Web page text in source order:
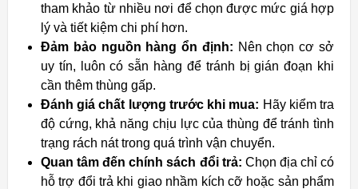
tham khảo từ nhiều nơi để chọn được mức giá hợp
lý và tiết kiệm chi phí hơn.
Đảm bảo nguồn hàng ổn định: Nên chọn cơ sở
uy tín, luôn có sẵn hàng để tránh bị gián đoạn khi
cần thêm thùng gấp.
Đánh giá chất lượng trước khi mua: Hãy kiểm tra
độ cứng, khả năng chịu lực của thùng để tránh tình
trạng rách nát trong quá trình vận chuyển.
Quan tâm đến chính sách đổi trả: Chọn địa chỉ có
hỗ trợ đổi trả khi giao nhầm kích cỡ hoặc sản phẩm